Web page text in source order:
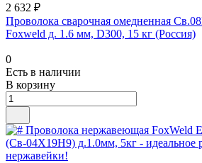
2 632 ₽
Проволока сварочная омедненная
Foxweld д. 1.6 мм, D300, 15 кг (Россия)
0
Есть в наличии
В корзину